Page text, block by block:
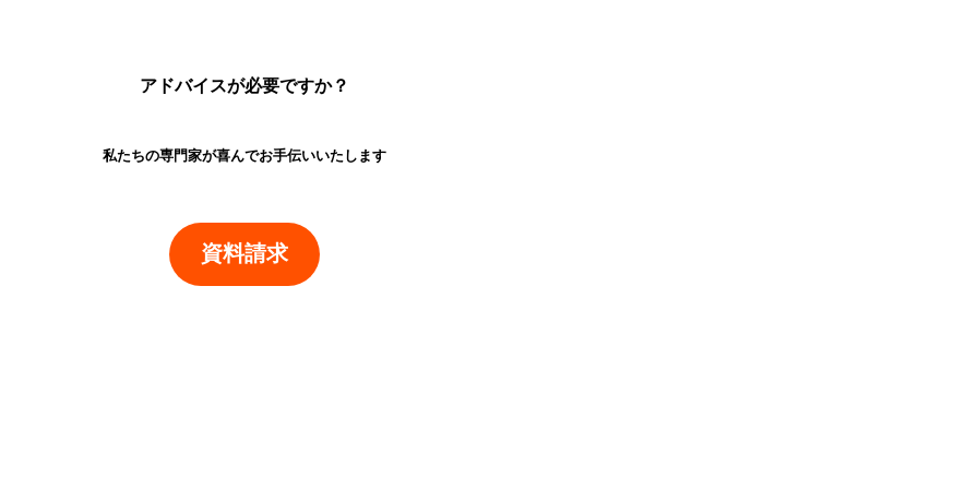
アドバイスが必要ですか？
私たちの専門家が喜んでお手伝いいたします
資料請求